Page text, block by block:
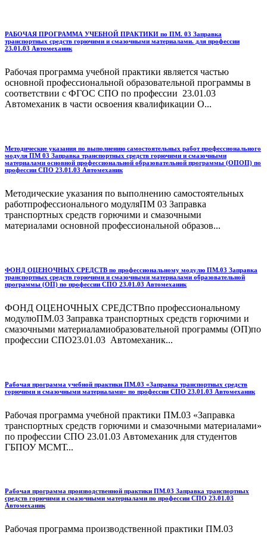
РАБОЧАЯ ПРОГРАММА УЧЕБНОЙ ПРАКТИКИ по ПМ. 03 Заправка
транспортных средств горючими и смазочными материалами. для профессии
23.01.03 Автомеханик
Рабочая программа учебной практики является частью
основной профессиональной образовательной программы в
соответствии с ФГОС СПО по профессии 23.01.03
Автомеханик в части освоения квалификации О...
Методические указания по выполнению самостоятельных работ профессионального
модуля ПМ 03 Заправка транспортных средств горючими и смазочными
материалами основной профессиональной образовательной программы (ОПОП) по
профессии СПО 23.01.03 Автомеханик
Методические указания по выполнению самостоятельных
работпрофессионального модуляПМ 03 Заправка
транспортных средств горючими и смазочными
материалами основной профессиональной образов...
ФОНД ОЦЕНОЧНЫХ СРЕДСТВ по профессиональному модулю ПМ.03 Заправка
транспортных средств горючими и смазочными материалами образовательной
программы (ОП) по профессии СПО 23.01.03 Автомеханик
ФОНД ОЦЕНОЧНЫХ СРЕДСТВпо профессиональному
модулюПМ.03 Заправка транспортных средств горючими и
смазочными материаламиобразовательной программы (ОП)по
профессии СПО23.01.03 Автомеханик...
Рабочая программа учебной практики ПМ.03 «Заправка транспортных средств
горючими и смазочными материалами» по профессии СПО 23.01.03 Автомеханик
Рабочая программа учебной практики ПМ.03 «Заправка
транспортных средств горючими и смазочными материалами»
по профессии СПО 23.01.03 Автомеханик для студентов
ГБПОУ МСМТ...
Рабочая программа производственной практики ПМ.03 Заправка транспортных
средств горючими и смазочными материалами по профессии СПО 23.01.03
Автомеханик
Рабочая программа производственной практики ПМ.03